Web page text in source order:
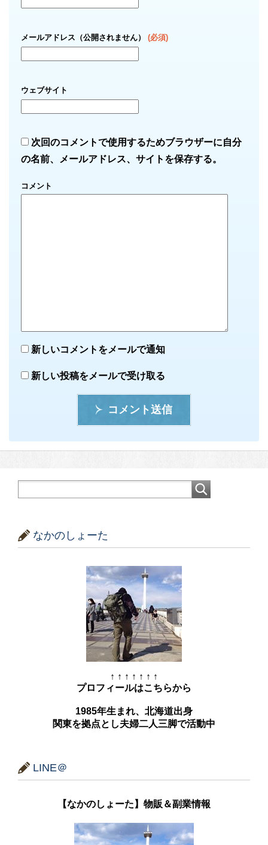
メールアドレス（公開されません） (必須)
ウェブサイト
次回のコメントで使用するためブラウザーに自分
の名前、メールアドレス、サイトを保存する。
コメント
新しいコメントをメールで通知
新しい投稿をメールで受け取る
コメント送信
なかのしょーた
↑ ↑ ↑ ↑ ↑ ↑ ↑
プロフィールはこちらから
1985年生まれ、北海道出身
関東を拠点とし夫婦二人三脚で活動中
LINE＠
【なかのしょーた】物販＆副業情報